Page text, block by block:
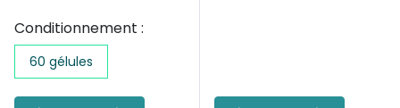
Conditionnement :
60 gélules